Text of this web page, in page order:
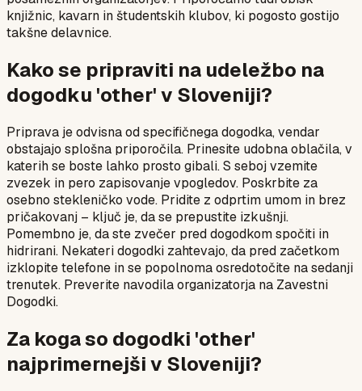
knjižnic, kavarn in študentskih klubov, ki pogosto gostijo
takšne delavnice.
Kako se pripraviti na udeležbo na
dogodku 'other' v Sloveniji?
Priprava je odvisna od specifičnega dogodka, vendar
obstajajo splošna priporočila. Prinesite udobna oblačila, v
katerih se boste lahko prosto gibali. S seboj vzemite
zvezek in pero zapisovanje vpogledov. Poskrbite za
osebno stekleničko vode. Pridite z odprtim umom in brez
pričakovanj – ključ je, da se prepustite izkušnji.
Pomembno je, da ste zvečer pred dogodkom spočiti in
hidrirani. Nekateri dogodki zahtevajo, da pred začetkom
izklopite telefone in se popolnoma osredotočite na sedanji
trenutek. Preverite navodila organizatorja na Zavestni
Dogodki.
Za koga so dogodki 'other'
najprimernejši v Sloveniji?